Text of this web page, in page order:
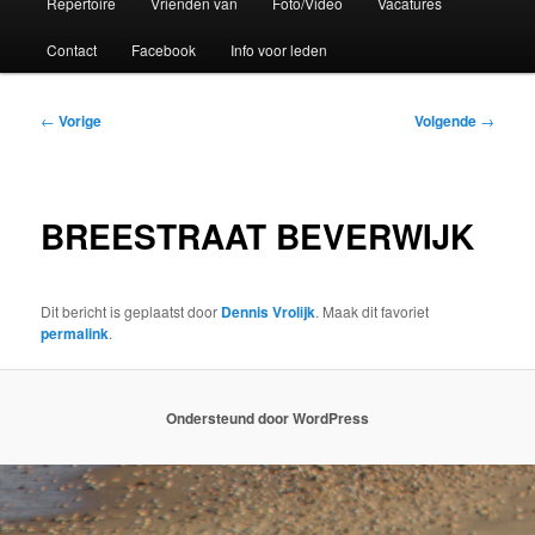
Contact Facebook Info voor leden
Bericht
← Vorige Volgende →
BREESTRAAT BEVERWIJK
Dit bericht is geplaatst door Dennis Vrolijk. Maak dit favoriet
permalink.
Ondersteund door WordPress